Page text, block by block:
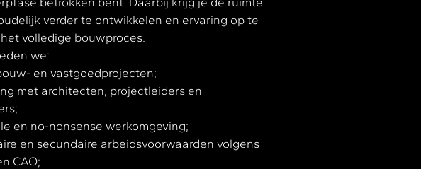
verder te ontwikkelen en ervaring op te
volledige bouwproces.
we:
en vastgoedprojecten;
met architecten, projectleiders en
en no-nonsense werkomgeving;
en secundaire arbeidsvoorwaarden volgens
CAO;